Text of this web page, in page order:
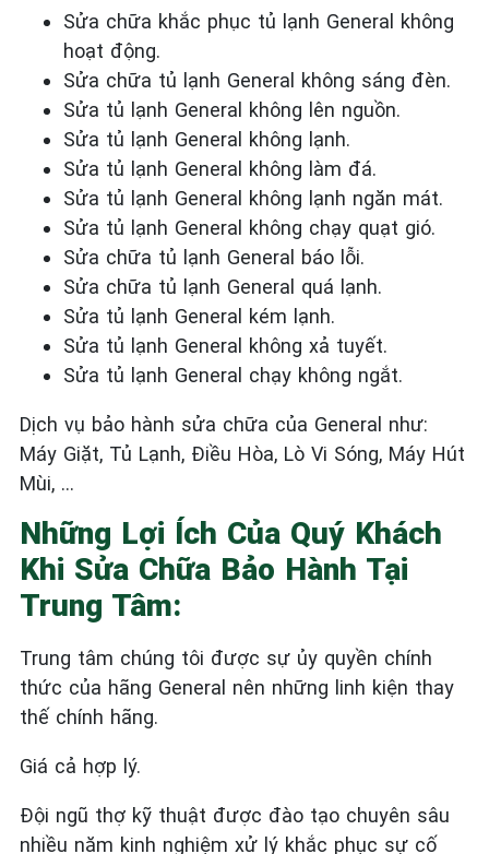
Sửa chữa khắc phục tủ lạnh General không
hoạt động.
Sửa chữa tủ lạnh General không sáng đèn.
Sửa tủ lạnh General không lên nguồn.
Sửa tủ lạnh General không lạnh.
Sửa tủ lạnh General không làm đá.
Sửa tủ lạnh General không lạnh ngăn mát.
Sửa tủ lạnh General không chạy quạt gió.
Sửa chữa tủ lạnh General báo lỗi.
Sửa chữa tủ lạnh General quá lạnh.
Sửa tủ lạnh General kém lạnh.
Sửa tủ lạnh General không xả tuyết.
Sửa tủ lạnh General chạy không ngắt.
Dịch vụ bảo hành sửa chữa của General như:
Máy Giặt, Tủ Lạnh, Điều Hòa, Lò Vi Sóng, Máy Hút
Mùi, …
Những Lợi Ích Của Quý Khách
Khi Sửa Chữa Bảo Hành Tại
Trung Tâm:
Trung tâm chúng tôi được sự ủy quyền chính
thức của hãng General nên những linh kiện thay
thế chính hãng.
Giá cả hợp lý.
Đội ngũ thợ kỹ thuật được đào tạo chuyên sâu
nhiều năm kinh nghiệm xử lý khắc phục sự cố